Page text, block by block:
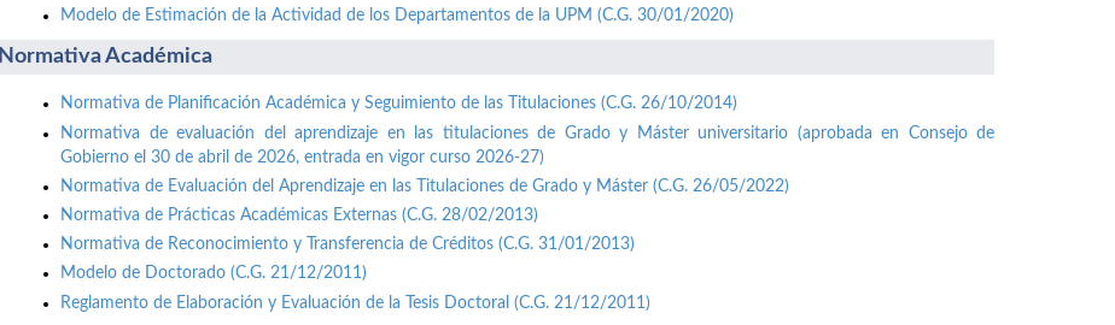
Modelo de Estimación de la Actividad de los Departamentos de la UPM (C.G. 30/01/2020)
Normativa Académica
Normativa de Planificación Académica y Seguimiento de las Titulaciones (C.G. 26/10/2014)
Normativa de evaluación del aprendizaje en las titulaciones de Grado y Máster universitario (aprobada en Consejo de
Gobierno el 30 de abril de 2026, entrada en vigor curso 2026-27)
Normativa de Evaluación del Aprendizaje en las Titulaciones de Grado y Máster (C.G. 26/05/2022)
Normativa de Prácticas Académicas Externas (C.G. 28/02/2013)
Normativa de Reconocimiento y Transferencia de Créditos (C.G. 31/01/2013)
Modelo de Doctorado (C.G. 21/12/2011)
Reglamento de Elaboración y Evaluación de la Tesis Doctoral (C.G. 21/12/2011)